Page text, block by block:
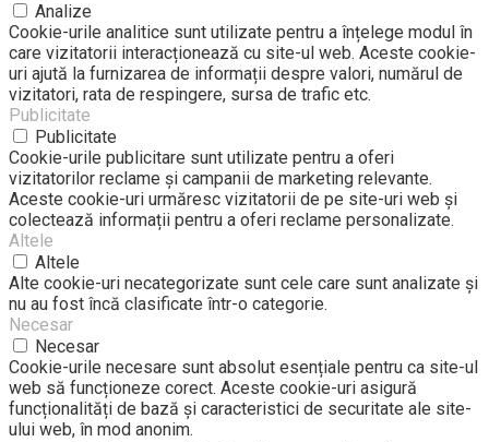
Analize
Cookie-urile analitice sunt utilizate pentru a înțelege modul în
care vizitatorii interacționează cu site-ul web. Aceste cookie-
uri ajută la furnizarea de informații despre valori, numărul de
vizitatori, rata de respingere, sursa de trafic etc.
Publicitate
Publicitate
Cookie-urile publicitare sunt utilizate pentru a oferi
vizitatorilor reclame și campanii de marketing relevante.
Aceste cookie-uri urmăresc vizitatorii de pe site-uri web și
colectează informații pentru a oferi reclame personalizate.
Altele
Altele
Alte cookie-uri necategorizate sunt cele care sunt analizate și
nu au fost încă clasificate într-o categorie.
Necesar
Necesar
Cookie-urile necesare sunt absolut esențiale pentru ca site-ul
web să funcționeze corect. Aceste cookie-uri asigură
funcționalități de bază și caracteristici de securitate ale site-
ului web, în ​​mod anonim.